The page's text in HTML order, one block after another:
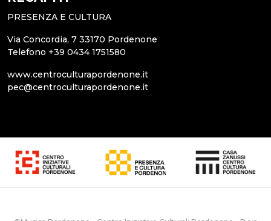
PRESENZA E CULTURA
Via Concordia, 7 33170 Pordenone
Telefono +39 0434 1751580
www.centroculturapordenone.it
pec@centroculturapordenone.it